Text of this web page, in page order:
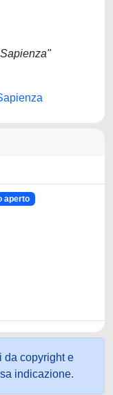
aperto
da copyright e
indicazione.